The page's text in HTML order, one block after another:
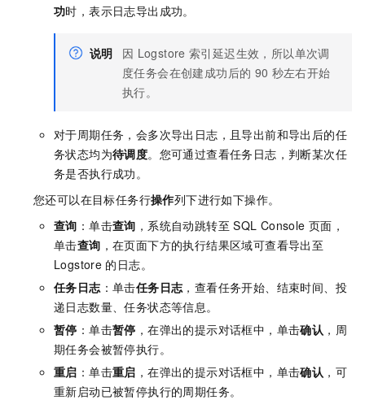
功时，表示日志导出成功。
说明 因 Logstore 索引延迟生效，所以单次调
度任务会在创建成功后的 90 秒左右开始
执行。
对于周期任务，会多次导出日志，且导出前和导出后的任
务状态均为待调度。您可通过查看任务日志，判断某次任
务是否执行成功。
您还可以在目标任务行操作列下进行如下操作。
查询 ：单击查询 ，系统自动跳转至 SQL Console 页面，
单击查询 ，在页面下方的执行结果区域可查看导出至
Logstore 的日志。
任务日志 ：单击任务日志 ，查看任务开始、结束时间、投
递日志数量、任务状态等信息。
暂停 ：单击暂停 ，在弹出的提示对话框中，单击确认 ，周
期任务会被暂停执行。
重启 ：单击重启 ，在弹出的提示对话框中，单击确认 ，可
重新启动已被暂停执行的周期任务。